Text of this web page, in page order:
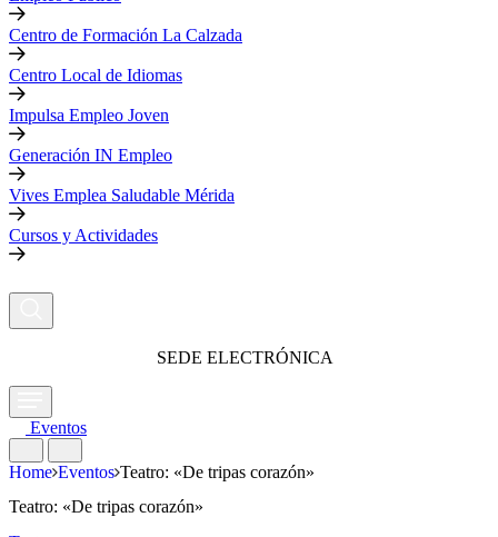
Centro de Formación La Calzada
Centro Local de Idiomas
Impulsa Empleo Joven
Generación IN Empleo
Vives Emplea Saludable Mérida
Cursos y Actividades
SEDE ELECTRÓNICA
Eventos
Home Eventos Teatro: «De tripas corazón»
Teatro: «De tripas corazón»